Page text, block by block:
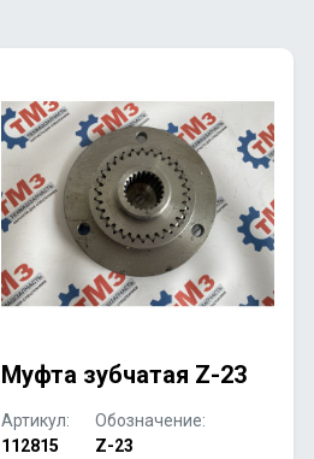
Муфта зубчатая Z-23
Артикул:
112815
Обозначение:
Z-23